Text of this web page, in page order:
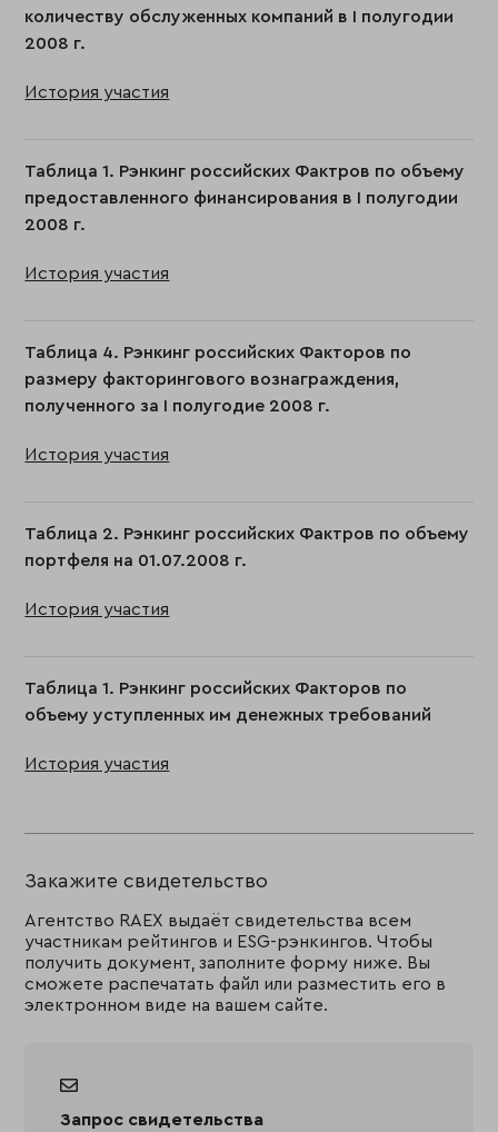
количеству обслуженных компаний в I полугодии
2008 г.
История участия
Таблица 1. Рэнкинг российских Фактров по объему
предоставленного финансирования в I полугодии
2008 г.
История участия
Таблица 4. Рэнкинг российских Факторов по
размеру факторингового вознаграждения,
полученного за I полугодие 2008 г.
История участия
Таблица 2. Рэнкинг российских Фактров по объему
портфеля на 01.07.2008 г.
История участия
Таблица 1. Рэнкинг российских Факторов по
объему уступленных им денежных требований
История участия
Закажите свидетельство
Агентство RAEX выдаёт свидетельства всем
участникам рейтингов и ESG-рэнкингов. Чтобы
получить документ, заполните форму ниже. Вы
сможете распечатать файл или разместить его в
электронном виде на вашем сайте.
Запрос свидетельства